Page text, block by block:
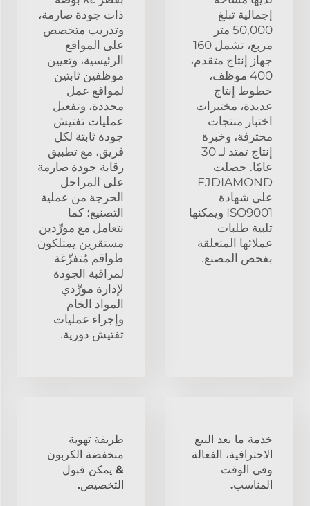
إجمالية تبلغ
50,000 متر
مربع، تشمل 160
جهاز إنتاج متقدم،
400 موظف،
خطوط إنتاج
عديدة، مختبرات
اختبار منتجات
محترفة، وخبرة
إنتاج تمتد لـ 30
عامًا. حصلت
FJDIAMOND
على شهادة
ISO9001 ويمكنها
تلبية طلبات
عملائها المتعلقة
بفحص المصنع.
ذات جودة صارمة،
وتدريب متخصص
على المواقع
الرئيسية، وتعيين
موظفين ثابتين
لمواقع عمل
محددة، وتفعيل
عمليات تفتيش
جودة ثابتة لكل
فريق، مع تطبيق
رقابة جودة صارمة
على المراحل
الحرجة من عملية
التصنيع؛ كما
نتعامل مع مورِّدين
مستقرين يمتلكون
طواقم مُتفرِّغة
لمراقبة الجودة
لإدارة مورِّدي
المواد الخام
وإجراء عمليات
تفتيش دورية.
خدمة ما بعد البيع
الاحترافية، الفعالة
وفي الوقت
المناسب.
طريقة تهوية
منخفضة الكربون
& يمكن قبول
التخصيص.